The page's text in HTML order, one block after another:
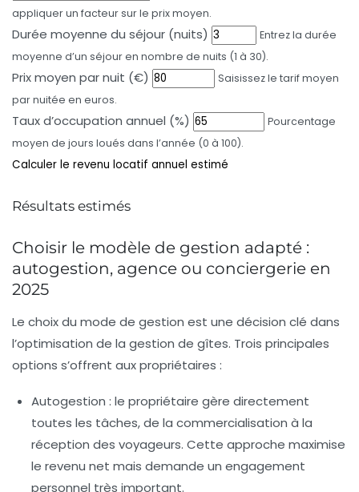
appliquer un facteur sur le prix moyen.
Durée moyenne du séjour (nuits)
Entrez la durée
moyenne d’un séjour en nombre de nuits (1 à 30).
Prix moyen par nuit (€)
Saisissez le tarif moyen
par nuitée en euros.
Taux d’occupation annuel (%)
Pourcentage
moyen de jours loués dans l’année (0 à 100).
Calculer le revenu locatif annuel estimé
Résultats estimés
Choisir le modèle de gestion adapté :
autogestion, agence ou conciergerie en
2025
Le choix du mode de gestion est une décision clé dans
l’optimisation de la gestion de gîtes. Trois principales
options s’offrent aux propriétaires :
Autogestion : le propriétaire gère directement
toutes les tâches, de la commercialisation à la
réception des voyageurs. Cette approche maximise
le revenu net mais demande un engagement
personnel très important.